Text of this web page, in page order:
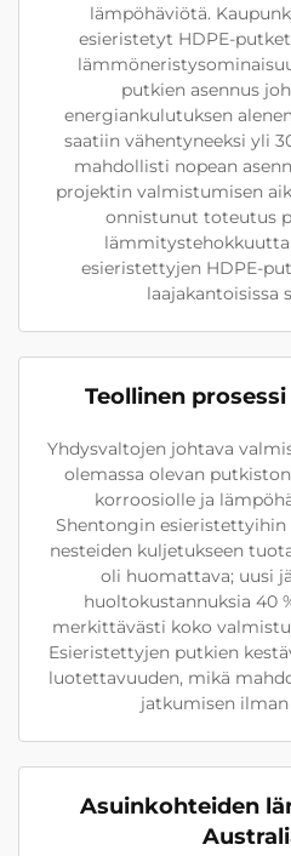
lämpöhäviötä.
esieristetyt HDPE-
putkien asennus
energiankulutuksen
saatiin vähentyneeksi yli
mahdollisti nopean
projektin valmistumisen
onnistunut toteutus
esieristettyjen HDPE-
laajakantoisissa
Teollinen
Yhdysvaltojen johtava
olemassa olevan
korroosiolle ja
Shentongin
nesteiden kuljetukseen
oli huomattava; uusi
huoltokustannuksia 40
merkittävästi koko
Esieristettyjen putkien
luotettavuuden, mikä
jatkumisen ilman
Asuinkohteiden